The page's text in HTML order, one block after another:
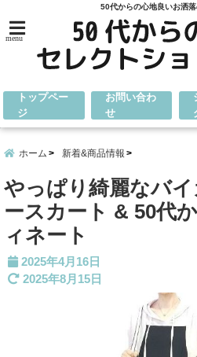
50代からの心地良いお洒
menu
トップペー
ジ
お問い合わ
せ
ホーム 新着&商品情報
やっぱり綺麗なバ
ースカート & 50代
ィネート
2025年4月16日
2025年8月15日